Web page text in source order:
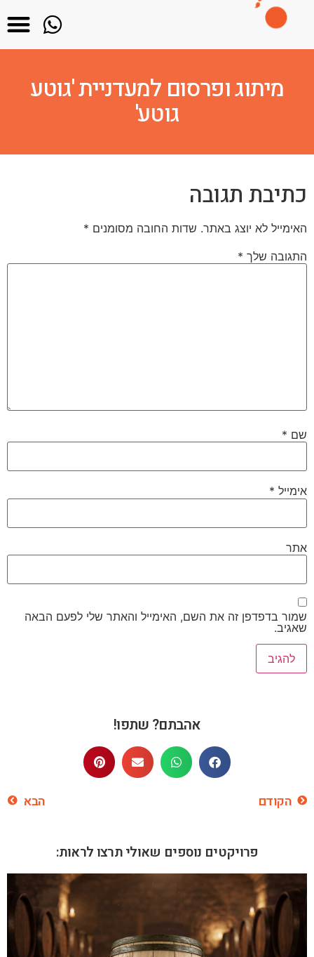
מיתוג ופרסום למעדניית 'גוטע
גוטע'
כתיבת תגובה
האימייל לא יוצג באתר. שדות החובה מסומנים *
התגובה שלך *
שם *
אימייל *
אתר
שמור בדפדפן זה את השם, האימייל והאתר שלי לפעם הבאה
שאגיב.
אהבתם? שתפו!
הקודם הבא
פרויקטים נוספים שאולי תרצו לראות: